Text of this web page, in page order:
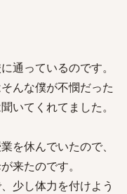
通っているのです。
んな僕が不憫だった
いてくれてました。
を休んでいたので、
来たのです。
少し体力を付けよう